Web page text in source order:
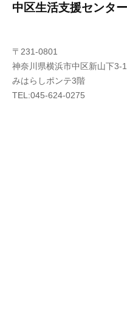
中区生活支援センター
〒231-0801
神奈川県横浜市中区新山下3-
みはらしポンテ3階
TEL:045-624-0275